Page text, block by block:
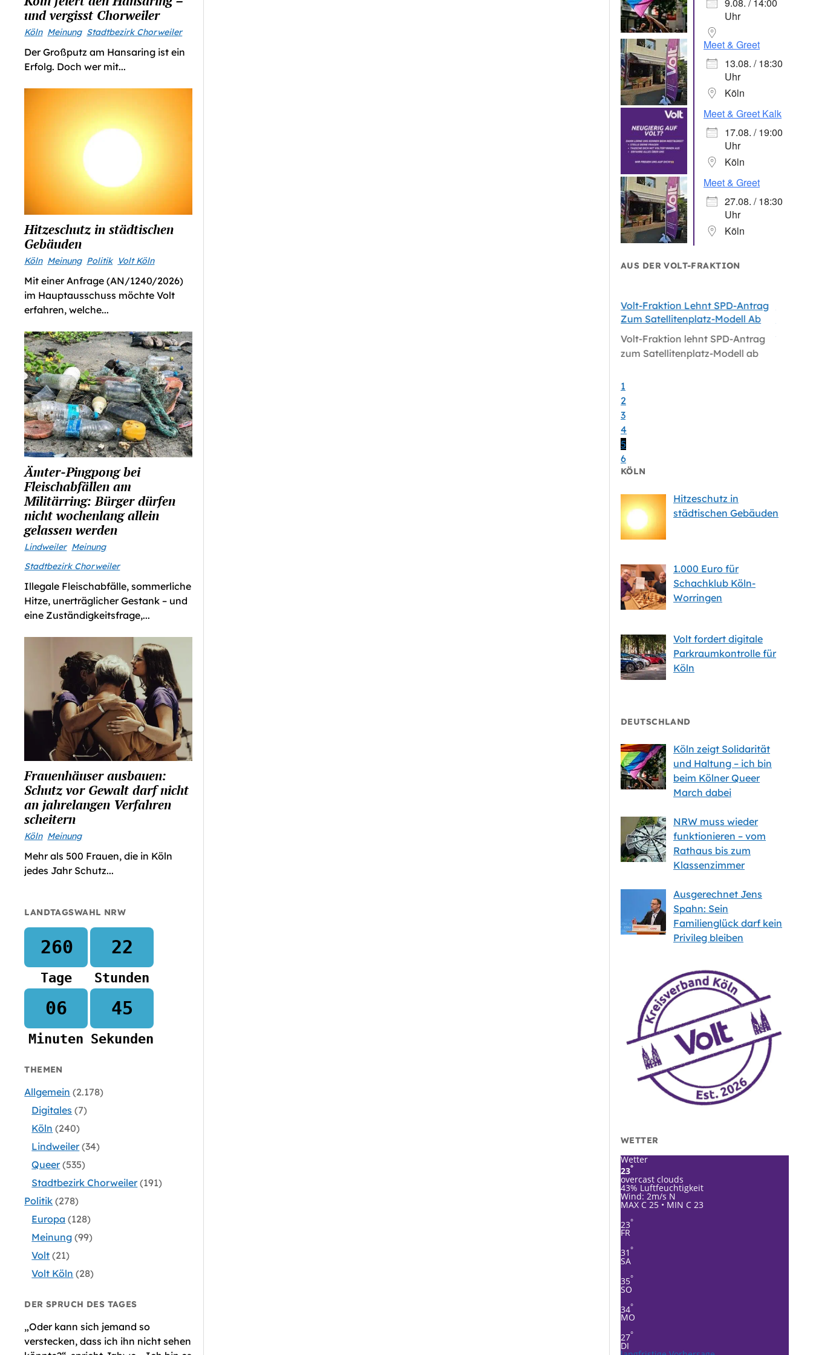
und vergisst Chorweiler
Köln Meinung Stadtbezirk Chorweiler
Der Großputz am Hansaring ist ein
Erfolg. Doch wer mit...
Hitzeschutz in städtischen
Gebäuden
Köln Meinung Politik Volt Köln
Mit einer Anfrage (AN/1240/2026)
im Hauptausschuss möchte Volt
erfahren, welche...
Ämter-Pingpong bei
Fleischabfällen am
Militärring: Bürger dürfen
nicht wochenlang allein
gelassen werden
Lindweiler Meinung
Stadtbezirk Chorweiler
Illegale Fleischabfälle, sommerliche
Hitze, unerträglicher Gestank – und
eine Zuständigkeitsfrage,...
Frauenhäuser ausbauen:
Schutz vor Gewalt darf nicht
an jahrelangen Verfahren
scheitern
Köln Meinung
Mehr als 500 Frauen, die in Köln
jedes Jahr Schutz...
LANDTAGSWAHL NRW
260
Tage
22
Stunden
06
Minuten
44
Sekunden
THEMEN
Allgemein (2.178)
Digitales (7)
Köln (240)
Lindweiler(34)
Queer(535)
Stadtbezirk Chorweiler(191)
Politik (278)
Europa (128)
Meinung (99)
Volt (21)
Volt Köln (28)
DER SPRUCH DES TAGES
„Oder kann sich jemand so
verstecken, dass ich ihn nicht sehen
9.08. / 14:00
Uhr
Meet & Greet
13.08. / 18:30
Uhr
Köln
Meet & Greet Kalk
17.08. / 19:00
Uhr
Köln
Meet & Greet
27.08. / 18:30
Uhr
Köln
AUS DER VOLT-FRAKTION
In Städtischen
in städtischen
Investitionen In Den ÖPNV
Nötig
Handlungsfähigkeit der
Stadtwerke sichern: Massive
Investitionen in den ÖPNV nötig
Volt-Fraktion Lehnt SPD-Antrag
Zum Satellitenplatz-Modell Ab
Volt-Fraktion lehnt SPD-Antrag
zum Satellitenplatz-Modell ab
1
2
3
4
5
6
KÖLN
Hitzeschutz in
städtischen Gebäuden
1.000 Euro für
Schachklub Köln-
Worringen
Volt fordert digitale
Parkraumkontrolle für
Köln
DEUTSCHLAND
Köln zeigt Solidarität
und Haltung – ich bin
beim Kölner Queer
March dabei
NRW muss wieder
funktionieren – vom
Rathaus bis zum
Klassenzimmer
Ausgerechnet Jens
Spahn: Sein
Familienglück darf kein
Privileg bleiben
WETTER
Wetter
23°
overcast clouds
43% Luftfeuchtigkeit
Wind: 2m/s N
MAX C 25 • MIN C 23
23°
FR
31°
SA
35°
SO
34°
MO
27°
DI